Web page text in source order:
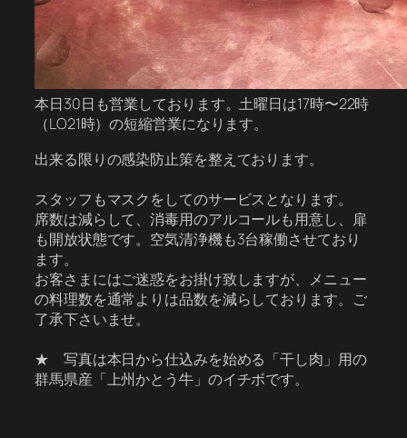
本日30日も営業しております。土曜日は17時〜22時
（LO21時）の短縮営業になります。
出来る限りの感染防止策を整えております。
スタッフもマスクをしてのサービスとなります。
席数は減らして、消毒用のアルコールも用意し、扉
も開放状態です。空気清浄機も3台稼働させており
ます。
お客さまにはご迷惑をお掛け致しますが、メニュー
の料理数を通常よりは品数を減らしております。ご
了承下さいませ。
★ 写真は本日から仕込みを始める「干し肉」用の
群馬県産「上州かとう牛」のイチボです。